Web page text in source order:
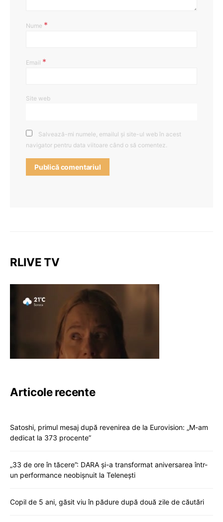
Nume *
Email *
Site web
Salvează-mi numele, emailul și site-ul web în acest
navigator pentru data viitoare când o să comentez.
RLIVE TV
Articole recente
Satoshi, primul mesaj după revenirea de la Eurovision: „M-am
dedicat la 373 procente”
„33 de ore în tăcere”: DARA și-a transformat aniversarea într-
un performance neobișnuit la Telenești
Copil de 5 ani, găsit viu în pădure după două zile de căutări